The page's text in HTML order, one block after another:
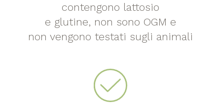
contengono lattosio
e glutine, non sono OGM e
non vengono testati sugli animali